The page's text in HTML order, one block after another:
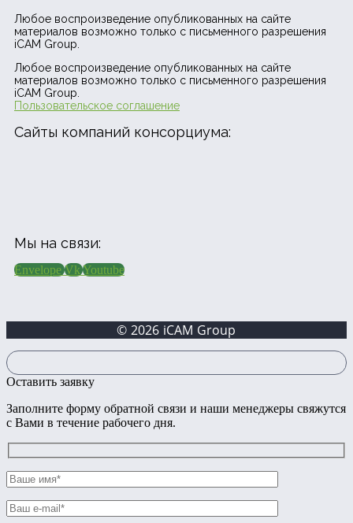
Любое воспроизведение опубликованных на сайте
материалов возможно только с письменного разрешения
iCAM Group.
Любое воспроизведение опубликованных на сайте
материалов возможно только с письменного разрешения
iCAM Group.
Пользовательское соглашение
Сайты компаний консорциума:
Мы на связи:
Envelope Vk Youtube
© 2026 iCAM Group
Оставить заявку
Заполните форму обратной связи и наши менеджеры свяжутся
с Вами в течение рабочего дня.